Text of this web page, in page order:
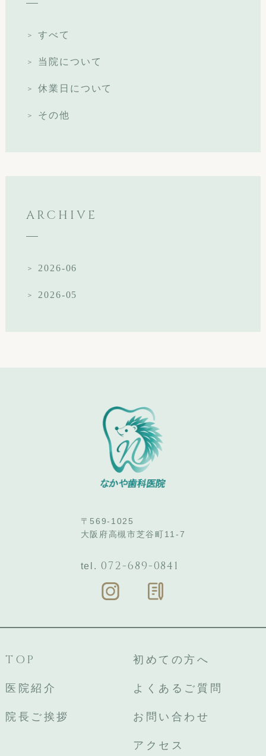
すべて
当院について
休業日について
その他
ARCHIVE
2026-06
2026-05
〒569-1025
大阪府高槻市芝谷町11-7
tel. 072-689-0841
TOP
医院紹介
院長ご挨拶
初めての方へ
よくあるご質問
お問い合わせ
アクセス